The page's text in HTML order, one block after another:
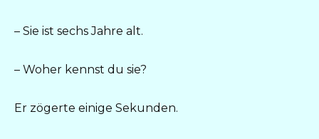
– Sie ist sechs Jahre alt.
– Woher kennst du sie?
Er zögerte einige Sekunden.